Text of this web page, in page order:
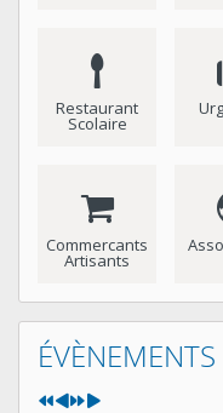
Restaurant
Scolaire
Commercants
Artisants
ÉVÈNEMENTS
Année
précédente
Mois
précédent
Année
suivante
Mois
suivant